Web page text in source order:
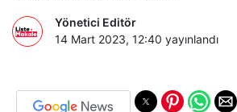
Yönetici Editör
14 Mart 2023, 12:40 yayınlandı